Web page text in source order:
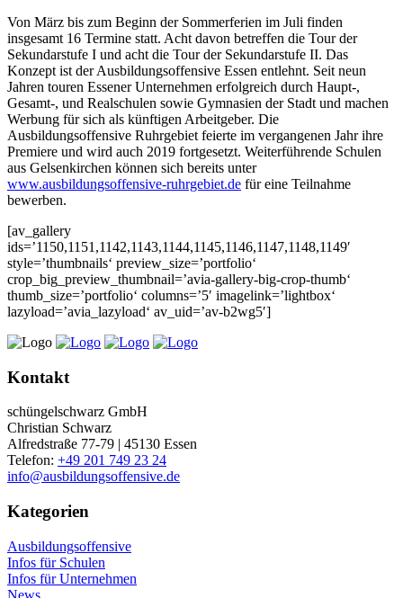
Von März bis zum Beginn der Sommerferien im Juli finden
insgesamt 16 Termine statt. Acht davon betreffen die Tour der
Sekundarstufe I und acht die Tour der Sekundarstufe II. Das
Konzept ist der Ausbildungsoffensive Essen entlehnt. Seit neun
Jahren touren Essener Unternehmen erfolgreich durch Haupt-,
Gesamt-, und Realschulen sowie Gymnasien der Stadt und machen
Werbung für sich als künftigen Arbeitgeber. Die
Ausbildungsoffensive Ruhrgebiet feierte im vergangenen Jahr ihre
Premiere und wird auch 2019 fortgesetzt. Weiterführende Schulen
aus Gelsenkirchen können sich bereits unter
www.ausbildungsoffensive-ruhrgebiet.de für eine Teilnahme
bewerben.
[av_gallery
ids=’1150,1151,1142,1143,1144,1145,1146,1147,1148,1149′
style=’thumbnails‘ preview_size=’portfolio‘
crop_big_preview_thumbnail=’avia-gallery-big-crop-thumb‘
thumb_size=’portfolio‘ columns=’5′ imagelink=’lightbox‘
lazyload=’avia_lazyload‘ av_uid=’av-b2wg5′]
Kontakt
schüngelschwarz GmbH
Christian Schwarz
Alfredstraße 77-79 | 45130 Essen
Telefon: +49 201 749 23 24
info@ausbildungsoffensive.de
Kategorien
Ausbildungsoffensive
Infos für Schulen
Infos für Unternehmen
News